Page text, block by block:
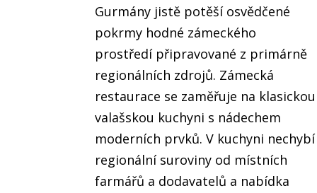
Gurmány jistě potěší osvědčené
pokrmy hodné zámeckého
prostředí připravované z primárně
regionálních zdrojů. Zámecká
restaurace se zaměřuje na klasickou
valašskou kuchyni s nádechem
moderních prvků. V kuchyni nechybí
regionální suroviny od místních
farmářů a dodavatelů a nabídka